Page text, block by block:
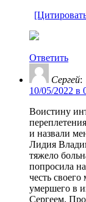
Ответить
Сергей:
10/05/2022 в
Воистину
и назвали
Лидия
тяжело
попросила
честь
умершего в
Сергеем.